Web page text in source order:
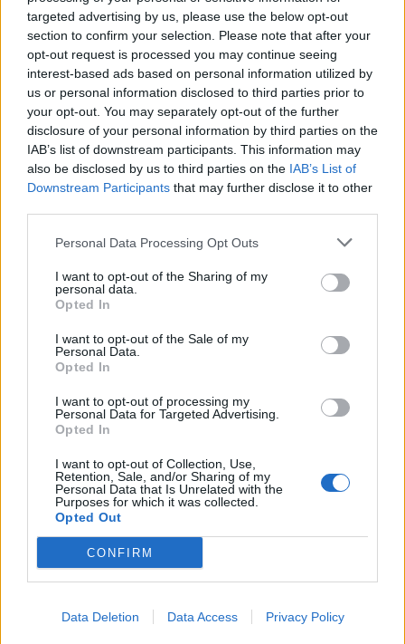
targeted advertising by us, please use the below opt-out
section to confirm your selection. Please note that after your
opt-out request is processed you may continue seeing
interest-based ads based on personal information utilized by
us or personal information disclosed to third parties prior to
your opt-out. You may separately opt-out of the further
disclosure of your personal information by third parties on the
IAB’s list of downstream participants. This information may
also be disclosed by us to third parties on the IAB’s List of
Downstream Participants that may further disclose it to other
Personal Data Processing Opt Outs
I want to opt-out of the Sharing of my
personal data.
Opted In
I want to opt-out of the Sale of my
Personal Data.
Opted In
I want to opt-out of processing my
Personal Data for Targeted Advertising.
Opted In
I want to opt-out of Collection, Use,
Retention, Sale, and/or Sharing of my
Personal Data that Is Unrelated with the
Purposes for which it was collected.
Opted Out
CONFIRM
Data Deletion Data Access Privacy Policy